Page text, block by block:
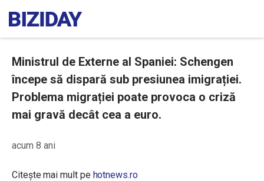
Ministrul de Externe al Spaniei: Schengen
începe să dispară sub presiunea imigrației.
Problema migrației poate provoca o criză
mai gravă decât cea a euro.
acum 8 ani
Citește mai mult pe hotnews.ro